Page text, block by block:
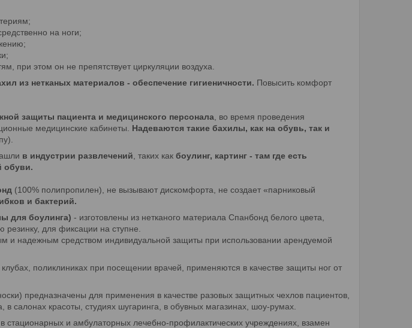
на ноги;
при этом он не препятствует циркуляции воздуха.
из нетканых материалов - обеспечение гигиеничности. Повысить комфорт
защиты пациента и медицинского персонала , во время проведения
медицинские кабинеты. Надеваются такие бахилы, как на обувь, так и
в индустрии развлечений , таких как боулинг, картинг - там где есть
обуви.
(100% полипропилен), не вызывают дискомфорта, не создает «парниковый
и бактерий.
для боулинга) - изготовлены из нетканого материала Спанбонд белого цвета,
для фиксации на ступне.
и надежным средством индивидуальной защиты при использовании арендуемой
поликлиниках при посещении врачей, применяются в качестве защиты ног от
предназначены для применения в качестве разовых защитных чехлов пациентов,
в салонах красоты, студиях шугаринга, в обувных магазинах, шоу-румах.
и амбулаторных лечебно-профилактических учреждениях, взамен